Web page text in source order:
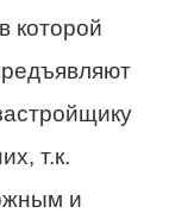
которой
т.к.
и